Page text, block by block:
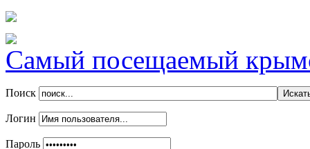
Самый посещаемый
Поиск
Логин
Пароль